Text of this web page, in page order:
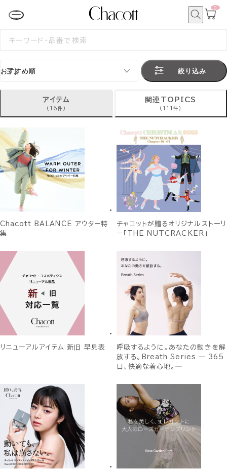
カ
0
検
絞り込み
アイテム
(16件)
関連TOPICS
(111件)
Chacott BALANCE アウター特
集
チャコットが贈るオリジナルストーリ
ー「THE NUTCRACKER」
リニューアルアイテム 新旧 早見表
呼吸するように。あなたの動きを解
放する。Breath Series ― 365
日、快適な着心地。―